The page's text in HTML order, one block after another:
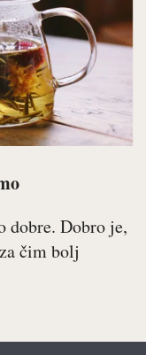
dobre. Dobro je,
čim bolj